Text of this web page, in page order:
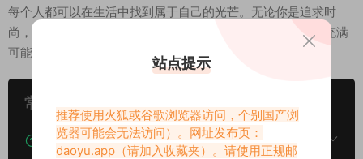
每个人都可以在生活中找到属于自己的光芒。无论你是追求时
尚，还是渴望提升自我，不妨关注兰兰，和她一起探索这个充满
可能的美丽世界吧！
常见问题
下载后提示文件损坏、解压出错怎么办？
站点提示
推荐使用火狐或谷歌浏览器访问，个别国产浏
览器可能会无法访问）。网址发布页：
daoyu.app （请加入收藏夹）。请使用正规邮